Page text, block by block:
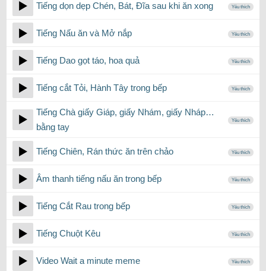
Tiếng dọn dẹp Chén, Bát, Đĩa sau khi ăn xong Yêu thích
Tiếng Nấu ăn và Mở nắp Yêu thích
Tiếng Dao gọt táo, hoa quả Yêu thích
Tiếng cắt Tỏi, Hành Tây trong bếp Yêu thích
Tiếng Chà giấy Giáp, giấy Nhám, giấy Nháp…
bằng tay
Yêu thích
Tiếng Chiên, Rán thức ăn trên chảo Yêu thích
Âm thanh tiếng nấu ăn trong bếp Yêu thích
Tiếng Cắt Rau trong bếp Yêu thích
Tiếng Chuột Kêu Yêu thích
Video Wait a minute meme Yêu thích